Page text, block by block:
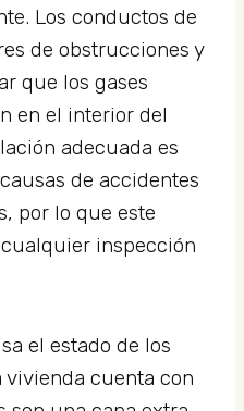
Los conductos de
de obstrucciones y
que los gases
en el interior del
adecuada es
de accidentes
por lo que este
inspección
el estado de los
vivienda cuenta con